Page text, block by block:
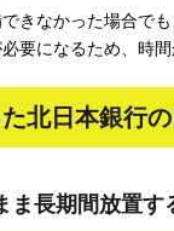
きなかった場合で
要になるため、時間
北日本銀行
ま長期間放置す